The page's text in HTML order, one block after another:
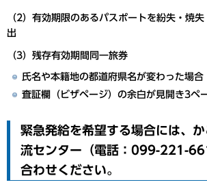
（2）有効期限のあるパスポートを紛失・焼
出
（3）残存有効期間同一旅券
氏名や本籍地の都道府県名が変わった場合
査証欄（ビザページ）の余白が見開き3ペ
緊急発給を希望する場合には、
流センター（電話：099-221-
合わせください。